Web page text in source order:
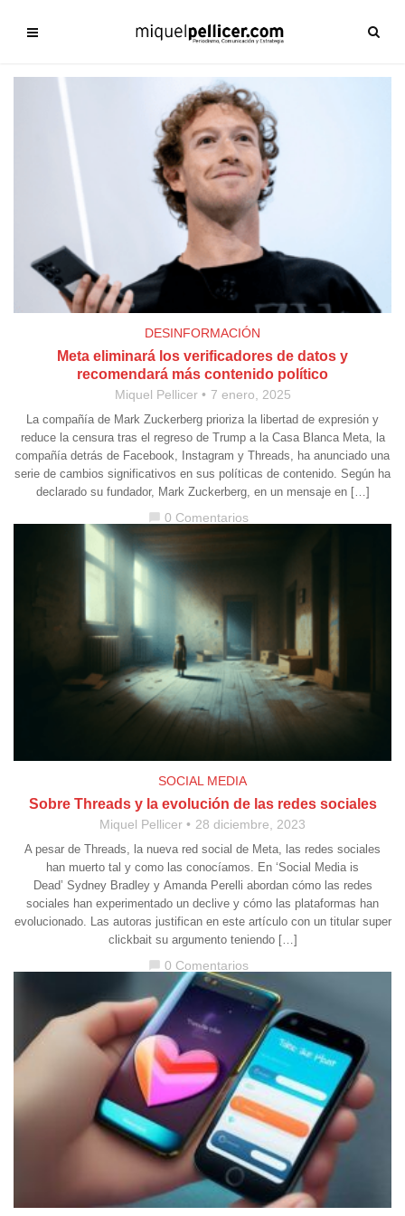
DESINFORMACIÓN
Meta eliminará los verificadores de datos y
recomendará más contenido político
Miquel Pellicer 7 enero, 2025
La compañía de Mark Zuckerberg prioriza la libertad de expresión y
reduce la censura tras el regreso de Trump a la Casa Blanca Meta, la
compañía detrás de Facebook, Instagram y Threads, ha anunciado una
serie de cambios significativos en sus políticas de contenido. Según ha
declarado su fundador, Mark Zuckerberg, en un mensaje en […]
chat_bubble 0 Comentarios
SOCIAL MEDIA
Sobre Threads y la evolución de las redes sociales
Miquel Pellicer 28 diciembre, 2023
A pesar de Threads, la nueva red social de Meta, las redes sociales
han muerto tal y como las conocíamos. En ‘Social Media is
Dead’ Sydney Bradley y Amanda Perelli abordan cómo las redes
sociales han experimentado un declive y cómo las plataformas han
evolucionado. Las autoras justifican en este artículo con un titular super
clickbait su argumento teniendo […]
0 Comentarios